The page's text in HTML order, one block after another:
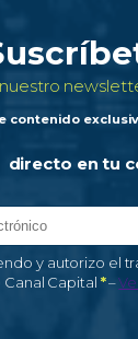
contenido
directo en tu
tratamiento de
y autorizo el
Capital *–